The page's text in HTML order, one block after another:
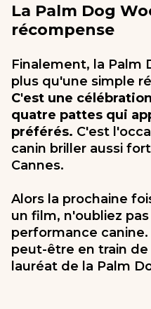
La Palm Dog
récompense
Finalement, la Palm
plus qu'une simple
C'est une
quatre pattes qui
préférés. C'est
canin briller aussi
Cannes.
Alors la prochaine
un film, n'oubliez
performance
peut-être en train
lauréat de la Palm